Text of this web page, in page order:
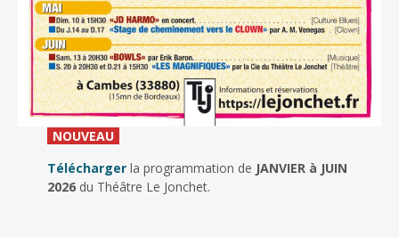
NOUVEAU_
Télécharger la programmation de JANVIER à JUIN
2026du Théâtre Le Jonchet.